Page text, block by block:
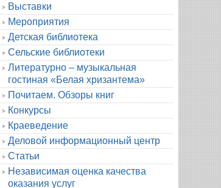
Выставки
Мероприятия
Детская библиотека
Сельские библиотеки
Литературно – музыкальная
гостиная «Белая хризантема»
Почитаем. Обзоры книг
Конкурсы
Краеведение
Деловой информационный центр
Статьи
Независимая оценка качества
оказания услуг